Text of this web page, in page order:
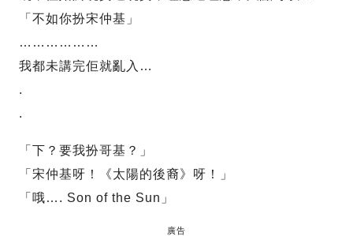
「不如你扮宋仲基」
………………
我都未講完佢就亂入…
.
.
「下？要我扮哥基？」
「宋仲基呀！《太陽的後裔》呀！」
「哦…. Son of the Sun」
廣告